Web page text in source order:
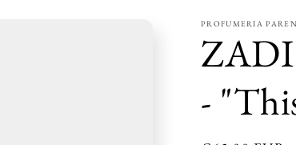
PROFUMERIA
-